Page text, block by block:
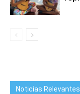
Noticias Relevantes